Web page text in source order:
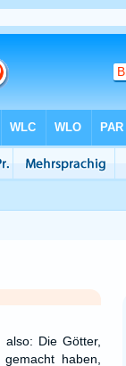
Die Götter,
haben,